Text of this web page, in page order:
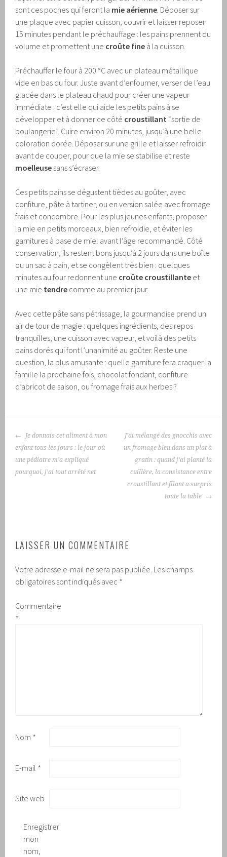
sont ces poches qui feront la mie aérienne . Déposer sur
une plaque avec papier cuisson, couvrir et laisser reposer
15 minutes pendant le préchauffage : les pains prennent du
volume et promettent une croûte fine à la cuisson.
Préchauffer le four à 200 °C avec un plateau métallique
vide en bas du four. Juste avant d’enfourner, verser de l’eau
glacée dans le plateau chaud pour créer une vapeur
immédiate : c’est elle qui aide les petits pains à se
développer et à donner ce côté croustillant “sortie de
boulangerie”. Cuire environ 20 minutes, jusqu’à une belle
coloration dorée. Déposer sur une grille et laisser refroidir
avant de couper, pour que la mie se stabilise et reste
moelleuse sans s’écraser.
Ces petits pains se dégustent tièdes au goûter, avec
confiture, pâte à tartiner, ou en version salée avec fromage
frais et concombre. Pour les plus jeunes enfants, proposer
la mie en petits morceaux, bien refroidie, et éviter les
garnitures à base de miel avant l’âge recommandé. Côté
conservation, ils restent bons jusqu’à 2 jours dans une boîte
ou un sac à pain, et se congèlent très bien : quelques
minutes au four redonnent une croûte croustillante et
une mie tendre comme au premier jour.
Avec cette pâte sans pétrissage, la gourmandise prend un
air de tour de magie : quelques ingrédients, des repos
tranquilles, une cuisson avec vapeur, et voilà des petits
pains dorés qui font l’unanimité au goûter. Reste une
question, la plus amusante : quelle garniture fera craquer la
famille la prochaine fois, chocolat fondant, confiture
d’abricot de saison, ou fromage frais aux herbes ?
NAVIGATION
DES
ARTICLES
Je donnais cet aliment à mon
enfant tous les jours : le jour où
une pédiatre m’a expliqué
pourquoi, j’ai tout arrêté net
J’ai mélangé des gnocchis avec
un fromage bleu dans un plat à
gratin : quand j’ai planté la
cuillère, la consistance entre
croustillant et filant a surpris
toute la table
LAISSER UN COMMENTAIRE
Votre adresse e-mail ne sera pas publiée. Les champs
obligatoires sont indiqués avec *
Commentaire
*
Nom *
E-mail *
Site web
Enregistrer
mon
nom,